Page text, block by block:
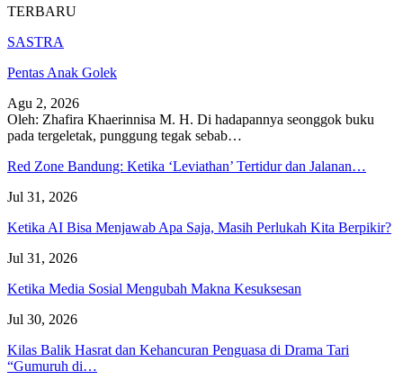
TERBARU
SASTRA
Pentas Anak Golek
Agu 2, 2026
Oleh: Zhafira Khaerinnisa M. H. Di hadapannya seonggok buku
pada tergeletak, punggung tegak sebab…
Red Zone Bandung: Ketika ‘Leviathan’ Tertidur dan Jalanan…
Jul 31, 2026
Ketika AI Bisa Menjawab Apa Saja, Masih Perlukah Kita Berpikir?
Jul 31, 2026
Ketika Media Sosial Mengubah Makna Kesuksesan
Jul 30, 2026
Kilas Balik Hasrat dan Kehancuran Penguasa di Drama Tari
“Gumuruh di…